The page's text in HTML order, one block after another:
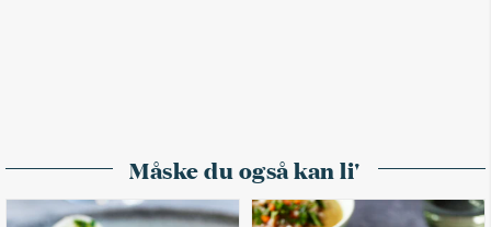
Måske du også kan li'